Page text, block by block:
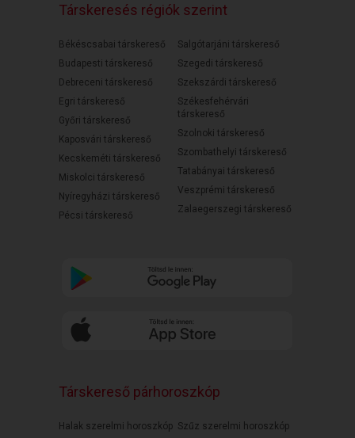
Társkeresés régiók szerint
Békéscsabai társkereső
Budapesti társkereső
Debreceni társkereső
Egri társkereső
Győri társkereső
Kaposvári társkereső
Kecskeméti társkereső
Miskolci társkereső
Nyíregyházi társkereső
Pécsi társkereső
Salgótarjáni társkereső
Szegedi társkereső
Szekszárdi társkereső
Székesfehérvári
társkereső
Szolnoki társkereső
Szombathelyi társkereső
Tatabányai társkereső
Veszprémi társkereső
Zalaegerszegi társkereső
Társkereső párhoroszkóp
Halak szerelmi horoszkóp Szűz szerelmi horoszkóp